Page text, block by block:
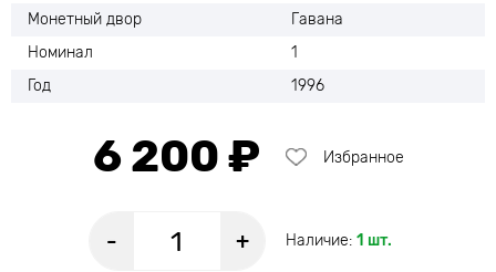
Монетный двор
Гавана
Номинал
1
Год
1996
6 200 ₽ Избранное
- + Наличие: 1 шт.